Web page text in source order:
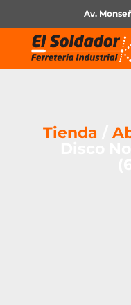
Av.
Tienda